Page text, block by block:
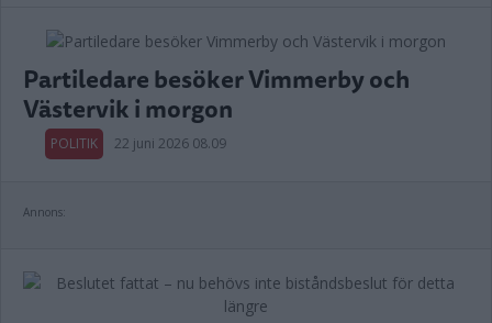
Partiledare besöker Vimmerby och
Västervik i morgon
POLITIK 22 juni 2026 08.09
Annons: